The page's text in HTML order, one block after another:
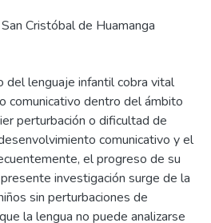
Cristóbal de Huamanga
del lenguaje infantil cobra vital
comunicativo dentro del ámbito
perturbación o dificultad de
comunicativo y el
el progreso de su
investigación surge de la
sin perturbaciones de
la lengua no puede analizarse